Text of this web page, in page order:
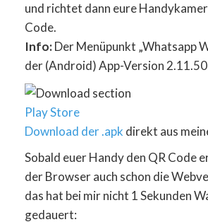
und richtet dann eure
Code.
Info:Der Menüpunkt „Whatsapp
der (Android) App-Version
Play Store
Download der .apk direkt aus
Sobald euer Handy den QR Code
der Browser auch schon die
das hat bei mir nicht 1 Sekunden
gedauert: